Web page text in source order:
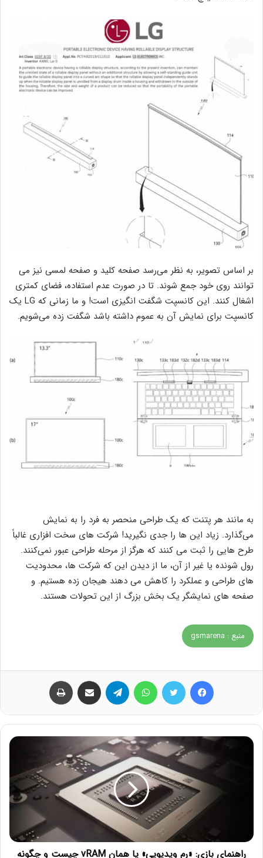
بر اساس تصویر، به نظر می‌رسد صفحه کلید و صفحه لمسی نیز می
توانند روی خود جمع شوند. تا در صورت عدم استفاده، فضای کمتری
اشغال کنند. این کانسپت شگفت انگیزی است! و ما زمانی که LG یک
کانسپت برای نمایش آن به عموم داشته باشد شگفت زده می‌شویم.
به مانند هر پتنت که یک طراحی منحصر به فرد را به نمایش
می‌گذارد. زیاد این ها را جدی نگیرید! شرکت های سخت افزاری غالباً
طرح هایی را ثبت می کنند که هرگز از مرحله طراحی عبور نمی‌کنند.
رول شونده یا غیر از آن، ما از دیدن این که شرکت ها، محدودیت
های طراحی و عملکرد را کاهش می دهند هیجان زده هستیم. و
صفحه های نمایشگر یک بخش بزرگ از این تحولات هستند.
منبع : gsmarena
راهنمای بازی: «رم ‌ویدیویی» یا همان vRAM چیست و چگونه